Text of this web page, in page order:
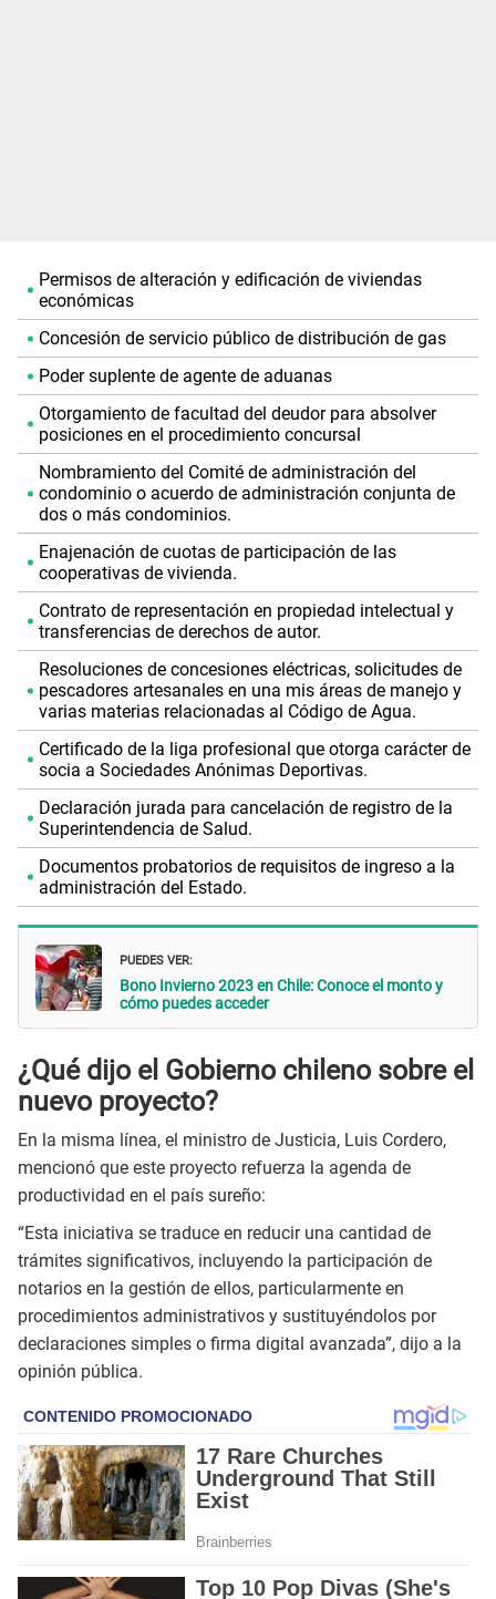
Permisos de alteración y edificación de viviendas
económicas
Concesión de servicio público de distribución de gas
Poder suplente de agente de aduanas
Otorgamiento de facultad del deudor para absolver
posiciones en el procedimiento concursal
Nombramiento del Comité de administración del
condominio o acuerdo de administración conjunta de
dos o más condominios.
Enajenación de cuotas de participación de las
cooperativas de vivienda.
Contrato de representación en propiedad intelectual y
transferencias de derechos de autor.
Resoluciones de concesiones eléctricas, solicitudes de
pescadores artesanales en una mis áreas de manejo y
varias materias relacionadas al Código de Agua.
Certificado de la liga profesional que otorga carácter de
socia a Sociedades Anónimas Deportivas.
Declaración jurada para cancelación de registro de la
Superintendencia de Salud.
Documentos probatorios de requisitos de ingreso a la
administración del Estado.
PUEDES VER:
Bono Invierno 2023 en Chile: Conoce el monto y
cómo puedes acceder
¿Qué dijo el Gobierno chileno sobre el
nuevo proyecto?
En la misma línea, el ministro de Justicia, Luis Cordero,
mencionó que este proyecto refuerza la agenda de
productividad en el país sureño:
“Esta iniciativa se traduce en reducir una cantidad de
trámites significativos, incluyendo la participación de
notarios en la gestión de ellos, particularmente en
procedimientos administrativos y sustituyéndolos por
declaraciones simples o firma digital avanzada”, dijo a la
opinión pública.